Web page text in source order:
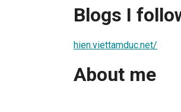
Blogs I
hien.viettamduc.net/
About me